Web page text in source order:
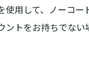
使用して、ノーコ
ントをお持ちでない